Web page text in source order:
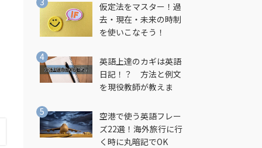
仮定法をマスター！過
去・現在・未来の時制
を使いこなそう！
英語上達のカギは英語
日記！？ 方法と例文
を現役教師が教えま
空港で使う英語フレー
ズ22選！海外旅行に行
く時に丸暗記でOK